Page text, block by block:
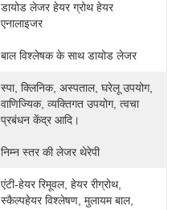
डायोड लेजर हेयर ग्रोथ हेयर
एनालाइजर
बाल विश्लेषक के साथ डायोड लेजर
स्पा, क्लिनिक, अस्पताल, घरेलू उपयोग,
वाणिज्यिक, व्यक्तिगत उपयोग, त्वचा
प्रबंधन केंद्र आदि।
निम्न स्तर की लेजर थेरेपी
एंटी-हेयर रिमूवल, हेयर रीग्रोथ,
स्कैल्पहेयर विश्लेषण, मुलायम बाल,